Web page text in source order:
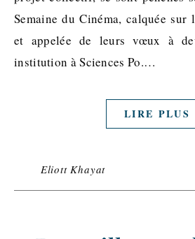
Semaine du Cinéma, calquée sur
et appelée de leurs vœux à
institution à Sciences Po.…
LIRE PLUS
Eliott Khayat